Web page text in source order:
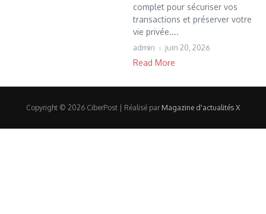
complet pour sécuriser vos
transactions et préserver votre
vie privée....
admin juin 20, 2026
Read More
Copyright © 2026 CiberPost | Réalisé par Magazine d'actualités X